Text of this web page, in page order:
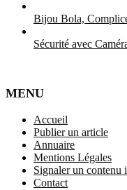
Bijou Bola,
Sécurité avec
MENU
Accueil
Publier un article
Annuaire
Mentions Légales
Signaler un contenu
Contact